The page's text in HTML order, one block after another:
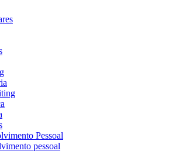
Pessoal
pessoal